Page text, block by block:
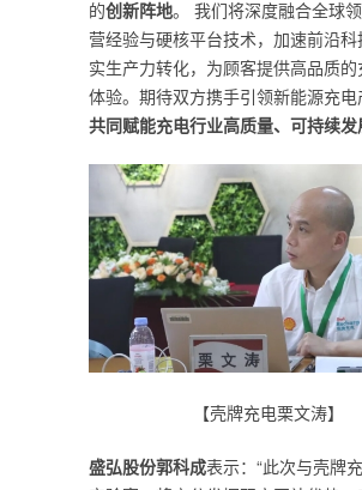
的创新阵地。 我们将深度融合全球
营经验与硬核平台技术，加速前沿
实生产力转化，为顾客提供高品质
体验。期待双方携手引领新能源充电
共同赋能充电行业高质量、可持续发
【壳牌充电栗文涛】
盛弘股份郭科成表示：“此次与壳牌